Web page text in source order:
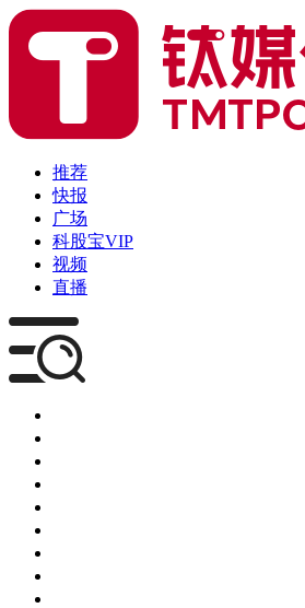
推荐
快报
广场
科股宝VIP
视频
直播